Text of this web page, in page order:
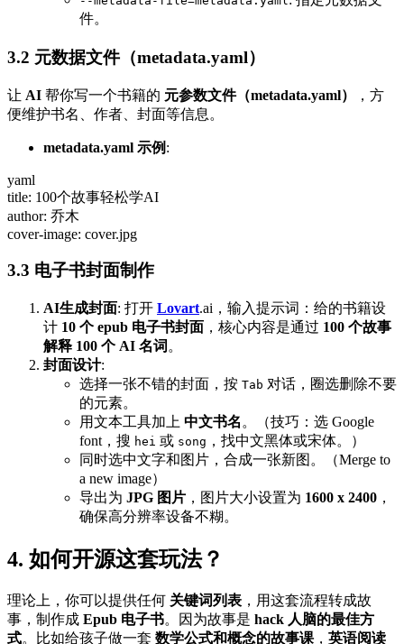
件。
3.2 元数据文件（metadata.yaml）
让 AI 帮你写一个书籍的 元参数文件（metadata.yaml）
，方
便维护书名、作者、封面等信息。
metadata.yaml 示例 :
yaml
title: 100个故事轻松学AI
author: 乔木
cover-image: cover.jpg
3.3 电子书封面制作
AI生成封面: 打开 Lovart.ai，输入提示词：给的书籍设
计 10 个 epub 电子书封面 ，核心内容是通过 100 个故事
解释 100 个 AI 名词 。
封面设计:
选择一张不错的封面，按 Tab 对话，圈选删除不要
的元素。
用文本工具加上 中文书名 。（技巧：选 Google
font，搜 hei 或 song ，找中文黑体或宋体。）
同时选中文字和图片，合成一张新图。（Merge to
a new image）
导出为 JPG 图片 ，图片大小设置为 1600 x 2400 ，
确保高分辨率设备不糊。
4. 如何开源这套玩法？
理论上，你可以提供任何 关键词列表 ，用这套流程转成故
事，制作成 Epub 电子书。因为故事是 hack 人脑的最佳方
式。比如给孩子做一套 数学公式和概念的故事课 ， 英语阅读